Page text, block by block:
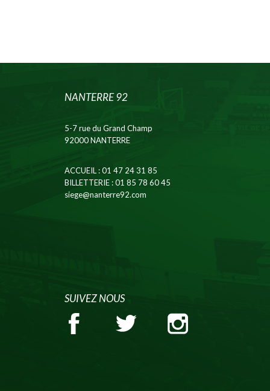
NANTERRE 92
5-7 rue du Grand Champ
92000 NANTERRE
ACCUEIL: 01 47 24 31 85
BILLETTERIE: 01 85 78 60 45
siege@nanterre92.com
SUIVEZ NOUS